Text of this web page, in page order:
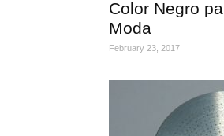
Color Negro
Moda
February 23, 2017